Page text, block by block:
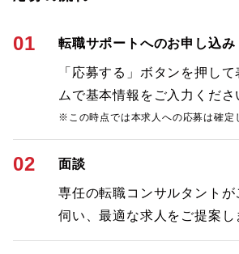
01 転職サポートへのお申し込み
「応募する」ボタンを押し
ムで基本情報をご入力くださ
※この時点では本求人への応募は確定
02 面談
専任の転職コンサルタント
伺い、最適な求人をご提案し